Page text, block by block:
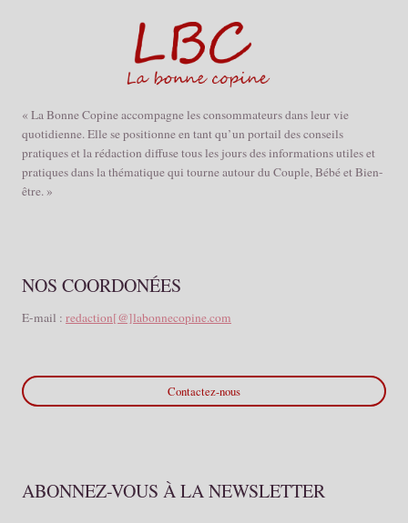
« La Bonne Copine accompagne les consommateurs dans leur vie
quotidienne. Elle se positionne en tant qu’un portail des conseils
pratiques et la rédaction diffuse tous les jours des informations utiles et
pratiques dans la thématique qui tourne autour du Couple, Bébé et Bien-
être. »
NOS COORDONÉES
E-mail : redaction[@]labonnecopine.com
Contactez-nous
ABONNEZ-VOUS À LA NEWSLETTER